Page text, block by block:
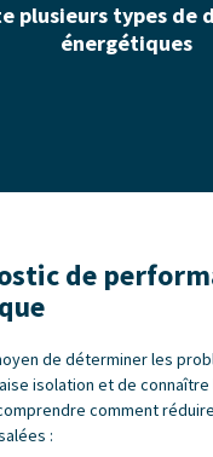
plusieurs types de
énergétiques
de
de déterminer les
isolation et de
comment
: